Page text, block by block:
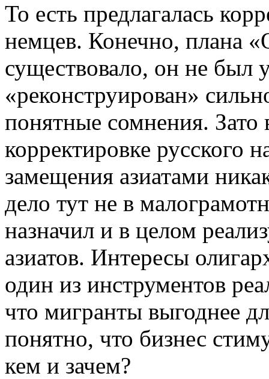
То есть предлагалась
немцев. Конечно, плана
существовало, он не был
«реконструирован»
понятные сомнения. Зато
корректировке русского
замещения азиатами
дело тут не в
назначил и в целом
азиатов. Интересы
один из инструментов
что мигранты выгоднее
понятно, что бизнес
кем и зачем?